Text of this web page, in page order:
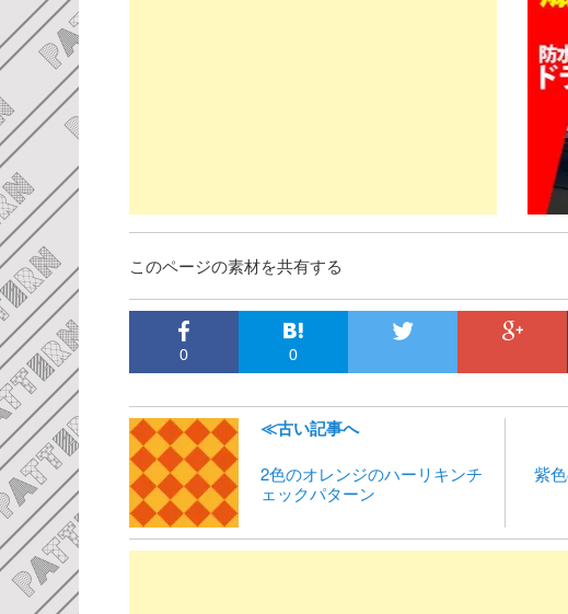
このページの素材を共有する
0 0
≪古い記事へ
2色のオレンジのハーリキンチ
ェックパターン
紫